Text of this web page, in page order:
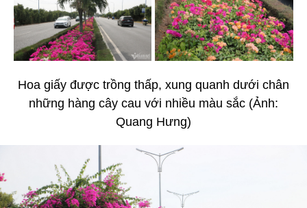
Hoa giấy được trồng thấp, xung quanh dưới chân
những hàng cây cau với nhiều màu sắc (Ảnh:
Quang Hưng)